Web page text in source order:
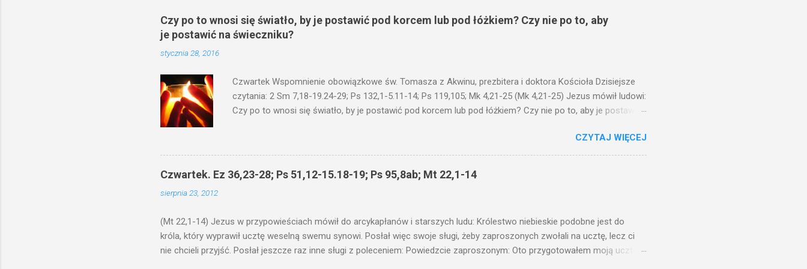
Czy po to wnosi się światło, by je postawić pod korcem lub pod łóżkiem? Czy nie po to, aby
je postawić na świeczniku?
stycznia 28, 2016
Czwartek Wspomnienie obowiązkowe św. Tomasza z Akwinu, prezbitera i doktora Kościoła Dzisiejsze
czytania: 2 Sm 7,18-19.24-29; Ps 132,1-5.11-14; Ps 119,105; Mk 4,21-25 (Mk 4,21-25) Jezus mówił ludowi:
Czy po to wnosi się światło, by je postawić pod korcem lub pod łóżkiem? Czy nie po to, aby je postawić
niechaj słucha. I mówił im: Uważajcie na to, czego słuchacie. Taką samą miarą, jaką wy mierzycie,
odmierzą wam i jeszcze wam dołożą. Bo kto ma, temu będzie dane; a kto nie ma, pozbawią go i tego, co
ma. W dzisiejszym fragmencie z Ewangelii Jezus kontynuuje przypowieści.... Czy po to wnosi się światło,
by je postawić pod korcem lub pod łóżkiem? Czy nie po to, aby je postawić na świeczniku? Nie ma
CZYTAJ WIĘCEJ
Czwartek. Ez 36,23-28; Ps 51,12-15.18-19; Ps 95,8ab; Mt 22,1-14
sierpnia 23, 2012
(Mt 22,1-14) Jezus w przypowieściach mówił do arcykapłanów i starszych ludu: Królestwo niebieskie podobne jest do
króla, który wyprawił ucztę weselną swemu synowi. Posłał więc swoje sługi, żeby zaproszonych zwołali na ucztę, lecz ci
nie chcieli przyjść. Posłał jeszcze raz inne sługi z poleceniem: Powiedzcie zaproszonym: Oto przygotowałem moją ucztę: